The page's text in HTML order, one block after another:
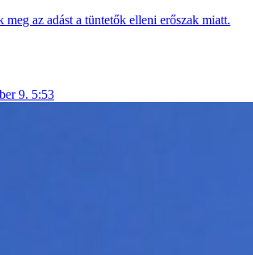
meg az adást a tüntetők elleni erőszak miatt.
9. 5:53